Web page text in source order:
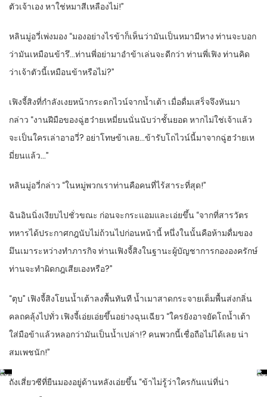
ตัวเจ้าเอง หาใช่หมาสีเหลืองไม่!”
หลินมู่อวี่เพ่งมอง “มองอย่างไรข้าก็เห็นว่ามันเป็นหมามีหาง ท่านจะบอก
ว่ามันเหมือนข้ารึ…ท่านพี่อย่ามาอำข้าเล่นจะดีกว่า ท่านพี่เฟิง ท่านคิด
ว่าเจ้าตัวนี้เหมือนข้าหรือไม่?”
เฟิงจี้สิงที่กำลังเงยหน้ากระดกไวน์จากน้ำเต้า เมื่อดื่มเสร็จจึงหันมา
กล่าว “งานฝีมือของฉู่ฮว๋ายเหมี่ยนนั่นนับว่าชั้นยอด หากไม่ใช่เจ้าแล้ว
จะเป็นใครเล่าอาอวี่? อย่าโทษข้าเลย…ข้ารับโถไวน์นี้มาจากฉู่ฮว๋ายเห
มี่ยนแล้ว…”
หลินมู่อวี่กล่าว “ในหมู่พวกเราท่านคือคนที่ไร้สาระที่สุด!”
ฉินอินนิ่งเงียบไปชั่วขณะ ก่อนจะกระแอมและเอ่ยขึ้น “จากที่สารวัตร
ทหารได้ประกาศกฎนับไม่ถ้วนไปก่อนหน้านี้ หนึ่งในนั้นคือห้ามดื่มของ
มึนเมาระหว่างทำภารกิจ ท่านเฟิงจี้สิงในฐานะผู้บัญชาการกององครักษ์
ท่านจะทำผิดกฎเสียเองหรือ?”
“ตุบ” เฟิงจี้สิงโยนน้ำเต้าลงพื้นทันที น้ำเมาสาดกระจายเต็มพื้นส่งกลิ่น
คลถคลุ้งไปทั่ว เฟิงจี้เอ่ยเอ่ยขึ้นอย่างฉุนเฉียว “ใครยังอาจยัดโถน้ำเต้า
ใส่มือข้าแล้วหลอกว่ามันเป็นน้ำเปล่า!? คนพวกนี้เชื่อถือไม่ได้เลย น่า
สมเพชนัก!”
ถังเสี่ยวซีที่ยืนมองอยู่ด้านหลังเอ่ยขึ้น “ข้าไม่รู้ว่าใครกันแน่ที่น่า